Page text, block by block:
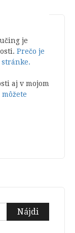
je
Prečo je
aj v mojom